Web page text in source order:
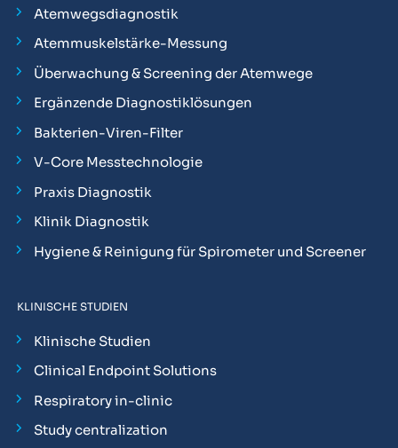
Atemwegsdiagnostik
Atemmuskelstärke-Messung
Überwachung & Screening der Atemwege
Ergänzende Diagnostiklösungen
Bakterien-Viren-Filter
V-Core Messtechnologie
Praxis Diagnostik
Klinik Diagnostik
Hygiene & Reinigung für Spirometer und Screener
KLINISCHE STUDIEN
Klinische Studien
Clinical Endpoint Solutions
Respiratory in-clinic
Study centralization